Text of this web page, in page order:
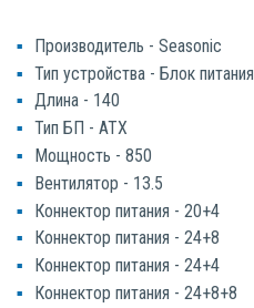
Производитель - Seasonic
Тип устройства - Блок питания
Длина - 140
Тип БП - ATX
Мощность - 850
Вентилятор - 13.5
Коннектор питания - 20+4
Коннектор питания - 24+8
Коннектор питания - 24+4
Коннектор питания - 24+8+8